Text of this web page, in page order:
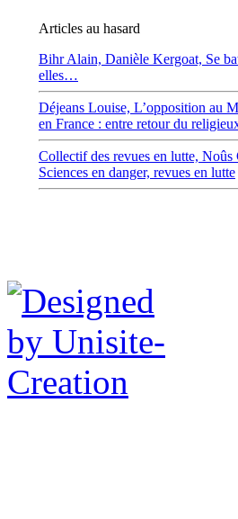
Articles au hasard
Bihr Alain, Danièle Kergoat, Se
elles…
Déjeans Louise, L’opposition au
en France : entre retour du
Collectif des revues en lutte, Noûs
Sciences en danger, revues en lutte